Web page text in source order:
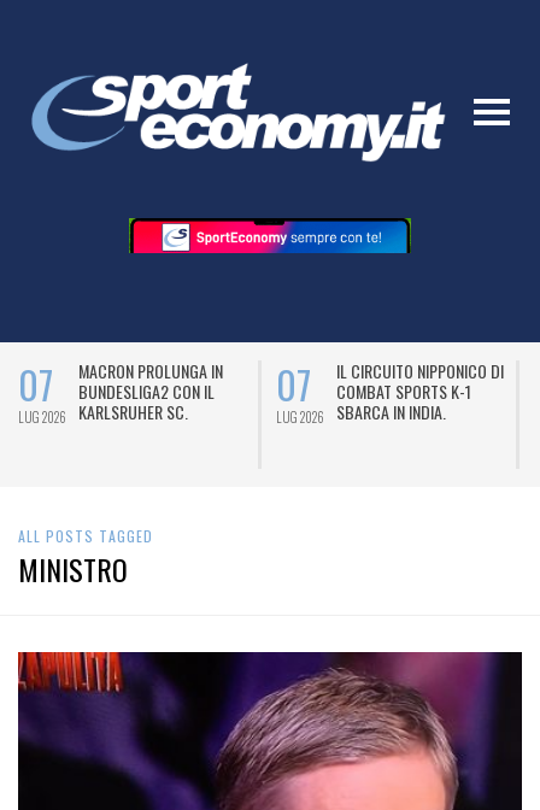
07
LUG 2026
MACRON PROLUNGA IN
BUNDESLIGA2 CON IL
KARLSRUHER SC.
07
LUG 2026
IL CIRCUITO NIPPONICO DI
COMBAT SPORTS K-1
SBARCA IN INDIA.
ALL POSTS TAGGED
MINISTRO